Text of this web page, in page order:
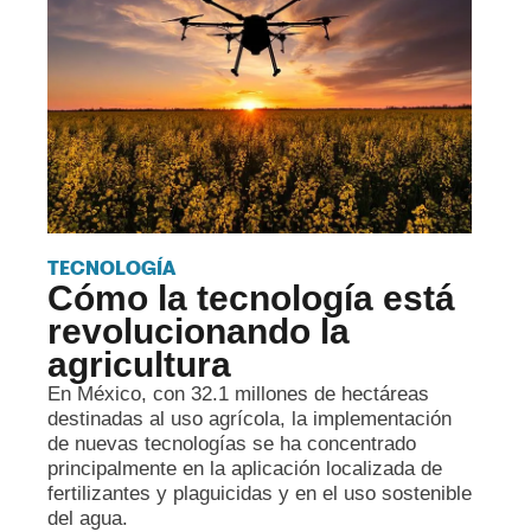
TECNOLOGÍA
Cómo la tecnología está
revolucionando la
agricultura
En México, con 32.1 millones de hectáreas
destinadas al uso agrícola, la implementación
de nuevas tecnologías se ha concentrado
principalmente en la aplicación localizada de
fertilizantes y plaguicidas y en el uso sostenible
del agua.